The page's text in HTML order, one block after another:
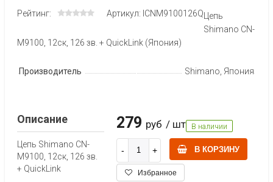
Рейтинг: Артикул: ICNM9100126Q Цепь
Shimano CN-
M9100, 12ск, 126 зв. + QuickLink (Япония)
Производитель Shimano, Япония
279 руб / шт В наличии
В КОРЗИНУ
Избранное
Описание
Цепь Shimano CN-
M9100, 12ск, 126 зв.
+ QuickLink